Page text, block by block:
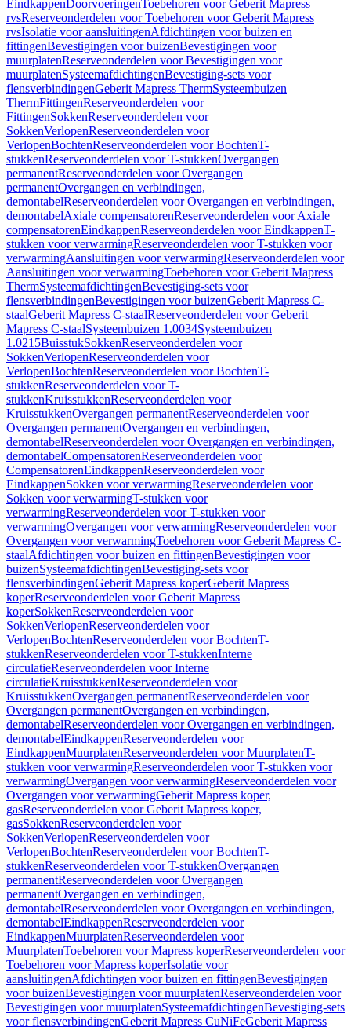
EindkappenDoorvoeringenToebehoren voor Geberit Mapress
rvsReserveonderdelen voor Toebehoren voor Geberit Mapress
rvsIsolatie voor aansluitingenAfdichtingen voor buizen en
fittingenBevestigingen voor buizenBevestigingen voor
muurplatenReserveonderdelen voor Bevestigingen voor
muurplatenSysteemafdichtingenBevestiging-sets voor
flensverbindingenGeberit Mapress ThermSysteembuizen
ThermFittingenReserveonderdelen voor
FittingenSokkenReserveonderdelen voor
SokkenVerlopenReserveonderdelen voor
VerlopenBochtenReserveonderdelen voor BochtenT-
stukkenReserveonderdelen voor T-stukkenOvergangen
permanentReserveonderdelen voor Overgangen
permanentOvergangen en verbindingen,
demontabelReserveonderdelen voor Overgangen en verbindingen,
demontabelAxiale compensatorenReserveonderdelen voor Axiale
compensatorenEindkappenReserveonderdelen voor EindkappenT-
stukken voor verwarmingReserveonderdelen voor T-stukken voor
verwarmingAansluitingen voor verwarmingReserveonderdelen voor
Aansluitingen voor verwarmingToebehoren voor Geberit Mapress
ThermSysteemafdichtingenBevestiging-sets voor
flensverbindingenBevestigingen voor buizenGeberit Mapress C-
staalGeberit Mapress C-staalReserveonderdelen voor Geberit
Mapress C-staalSysteembuizen 1.0034Systeembuizen
1.0215BuisstukSokkenReserveonderdelen voor
SokkenVerlopenReserveonderdelen voor
VerlopenBochtenReserveonderdelen voor BochtenT-
stukkenReserveonderdelen voor T-
stukkenKruisstukkenReserveonderdelen voor
KruisstukkenOvergangen permanentReserveonderdelen voor
Overgangen permanentOvergangen en verbindingen,
demontabelReserveonderdelen voor Overgangen en verbindingen,
demontabelCompensatorenReserveonderdelen voor
CompensatorenEindkappenReserveonderdelen voor
EindkappenSokken voor verwarmingReserveonderdelen voor
Sokken voor verwarmingT-stukken voor
verwarmingReserveonderdelen voor T-stukken voor
verwarmingOvergangen voor verwarmingReserveonderdelen voor
Overgangen voor verwarmingToebehoren voor Geberit Mapress C-
staalAfdichtingen voor buizen en fittingenBevestigingen voor
buizenSysteemafdichtingenBevestiging-sets voor
flensverbindingenGeberit Mapress koperGeberit Mapress
koperReserveonderdelen voor Geberit Mapress
koperSokkenReserveonderdelen voor
SokkenVerlopenReserveonderdelen voor
VerlopenBochtenReserveonderdelen voor BochtenT-
stukkenReserveonderdelen voor T-stukkenInterne
circulatieReserveonderdelen voor Interne
circulatieKruisstukkenReserveonderdelen voor
KruisstukkenOvergangen permanentReserveonderdelen voor
Overgangen permanentOvergangen en verbindingen,
demontabelReserveonderdelen voor Overgangen en verbindingen,
demontabelEindkappenReserveonderdelen voor
EindkappenMuurplatenReserveonderdelen voor MuurplatenT-
stukken voor verwarmingReserveonderdelen voor T-stukken voor
verwarmingOvergangen voor verwarmingReserveonderdelen voor
Overgangen voor verwarmingGeberit Mapress koper,
gasReserveonderdelen voor Geberit Mapress koper,
gasSokkenReserveonderdelen voor
SokkenVerlopenReserveonderdelen voor
VerlopenBochtenReserveonderdelen voor BochtenT-
stukkenReserveonderdelen voor T-stukkenOvergangen
permanentReserveonderdelen voor Overgangen
permanentOvergangen en verbindingen,
demontabelReserveonderdelen voor Overgangen en verbindingen,
demontabelEindkappenReserveonderdelen voor
EindkappenMuurplatenReserveonderdelen voor
MuurplatenToebehoren voor Mapress koperReserveonderdelen voor
Toebehoren voor Mapress koperIsolatie voor
aansluitingenAfdichtingen voor buizen en fittingenBevestigingen
voor buizenBevestigingen voor muurplatenReserveonderdelen voor
Bevestigingen voor muurplatenSysteemafdichtingenBevestiging-sets
voor flensverbindingenGeberit Mapress CuNiFeGeberit Mapress